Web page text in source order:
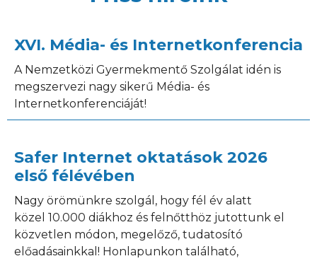
XVI. Média- és Internetkonferencia
A Nemzetközi Gyermekmentő Szolgálat idén is
megszervezi nagy sikerű Média- és
Internetkonferenciáját!
Safer Internet oktatások 2026
első félévében
Nagy örömünkre szolgál, hogy fél év alatt
közel 10.000 diákhoz és felnőtthöz jutottunk el
közvetlen módon, megelőző, tudatosító
előadásainkkal! Honlapunkon található,